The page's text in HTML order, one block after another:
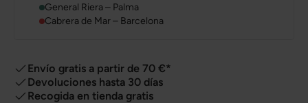
General Riera – Palma
Cabrera de Mar – Barcelona
Envío gratis a partir de 70 €*
Devoluciones hasta 30 días
Recogida en tienda gratis